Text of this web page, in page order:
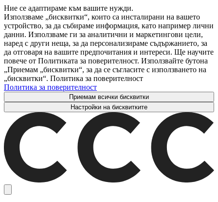
Ние се адаптираме към вашите нужди.
Използваме „бисквитки“, които са инсталирани на вашето
устройство, за да събираме информация, като например лични
данни. Използваме ги за аналитични и маркетингови цели,
наред с други неща, за да персонализираме съдържанието, за
да отговаря на вашите предпочитания и интереси. Ще научите
повече от Политиката за поверителност. Използвайте бутона
„Приемам „бисквитки“, за да се съгласите с използването на
„бисквитки“. Политика за поверителност
Политика за поверителност
Приемам всички бисквитки
Настройки на бисквитките